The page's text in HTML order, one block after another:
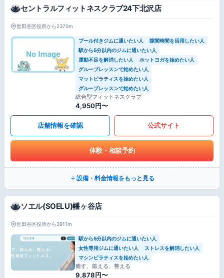
セントラルフィットネスクラブ24下北沢店
世田谷区役所から2370m
プール付きジムに通いたい人
隙間時間を活用したい人
駅から5分以内のジムに通いたい人
運動不足を解消したい人
ホットヨガを始めたい人
グループレッスンで始めたい人
マットピラティスを始めたい人
グループレッスンで始めたい人
総合型フィットネスクラブ
4,950円〜
店舗情報を確認 公式サイト
体験・相談予約
設備・料金情報をもっと見る
ソエル(SOELU)幡ヶ谷店
世田谷区役所から3911m
駅から5分以内のジムに通いたい人
女性専用ジムに通いたい人
ストレスを解消したい人
マシンピラティスを始めたい人
癒す、鍛える、整える
9,878円〜